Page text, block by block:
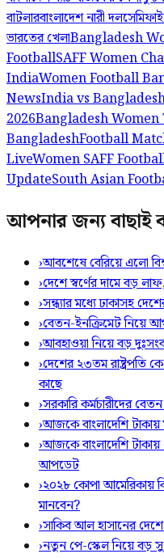
বাটলারবাংলাদেশ নারী দল
ভারতের খেলাBangladesh
FootballSAFF Women
IndiaWomen Football
NewsIndia vs
2026Bangladesh Women
BangladeshFootball
LiveWomen SAFF
UpdateSouth Asian
আপনার জন্য বাছাই
›আবশেষে বেরিয়ে এলো
›দেশে স্বর্ণের দামে বড়
›সন্ধ্যার মধ্যে ঢাকাসহ
›বেতন-ইনক্রিমেট নিয়ে
›আবহাওয়া নিয়ে বড়
›দেশের ২৩তম রাষ্ট্রপতি কে
কাছে
›সরকারি কর্মচারীদের
›আজকে বাংলাদেশি টাকায়
›আজকে বাংলাদেশি
আপডেট
›২০২৮ কোপা আমেরিকায়
মানবেন?
›সাকিব আল হাসানের
›নতুন পে-স্কেল নিয়ে বড়